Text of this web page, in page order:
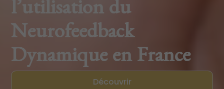
l’utilisation du
Neurofeedback
Dynamique en France
Découvrir